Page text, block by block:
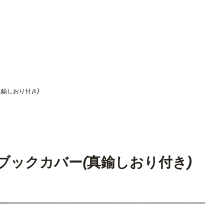
しおり付き)
ックカバー(真鍮しおり付き)